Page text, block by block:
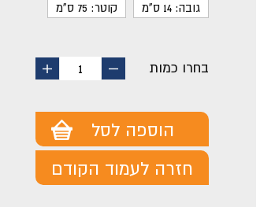
גובה: 14 ס"מ קוטר: 75 ס"מ
בחרו כמות
החסר
1
הוסף
הוספה לסל
חזרה לעמוד הקודם